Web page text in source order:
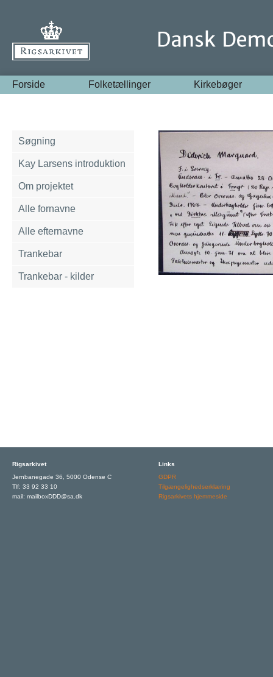
Forside Folketællinger Kirkebøger
Søgning
Kay Larsens introduktion
Om projektet
Alle fornavne
Alle efternavne
Trankebar
Trankebar - kilder
Rigsarkivet
Jernbanegade 36, 5000 Odense C
Tlf: 33 92 33 10
mail: mailboxDDD@sa.dk
Links
GDPR
Tilgængelighedserklæring
Rigsarkivets hjemmeside